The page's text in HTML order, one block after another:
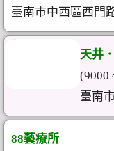
臺南市中西區西門
天井
(9000
臺南
88藝療所